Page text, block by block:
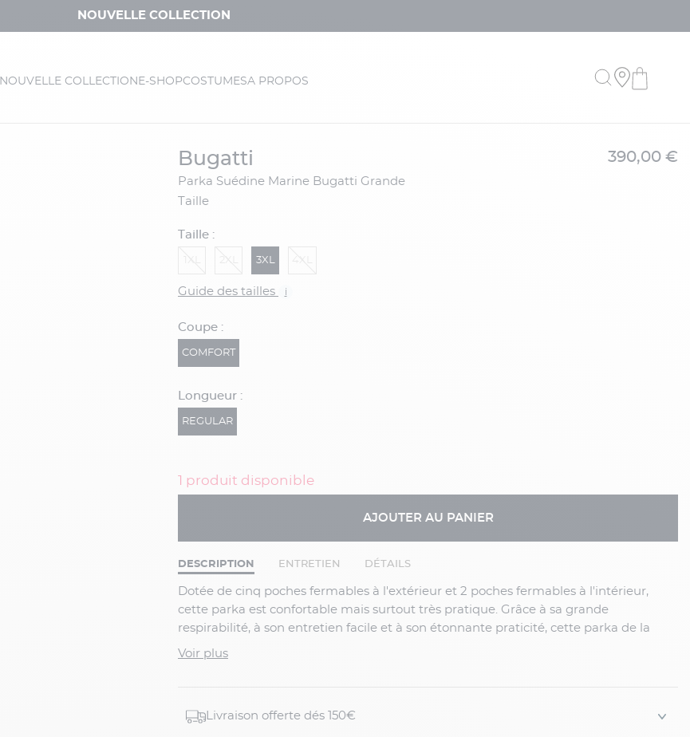
NOUVELLE COLLECTION
NOUVELLE COLLECTION E-SHOPCOSTUMESA PROPOS
bugatti
Parka Suédine Marine Bugatti Grande
Taille
390,00 €
Taille :
3XL
Guide des tailles i
Coupe :
COMFORT
Longueur :
REGULAR
1 produit disponible
AJOUTER AU PANIER
DESCRIPTION ENTRETIEN DÉTAILS
Dotée de cinq poches fermables à l'extérieur et 2 poches fermables à l'intérieur,
cette parka est confortable mais surtout très pratique. Grâce à sa grande
respirabilité, à son entretien facile et à son étonnante praticité, cette parka de la
gamme "Premium Suede" sera votre compagnon idéal du quotidien.
Premium Suede est un matériau extérieur de haute qualité avec un toucher doux
et un caractère velouté unique. Les microfibres ultra-...
Voir plus
Livraison offerte dés 150€